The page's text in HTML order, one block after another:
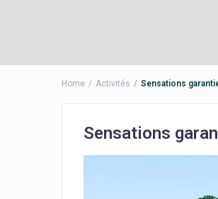
Home Activités Sensations
Sensations